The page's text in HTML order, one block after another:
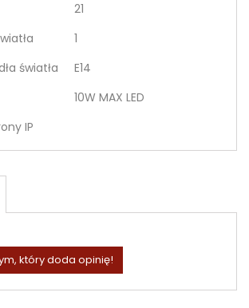
21
1
światła
E14
10W MAX LED
IP
który doda opinię!